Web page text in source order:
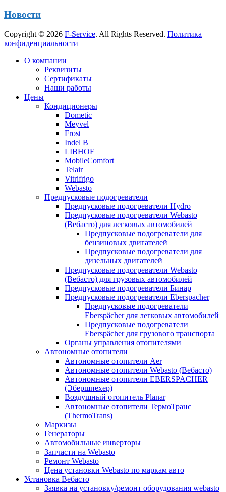
Новости
Copyright © 2026 F-Service. All Rights Reserved. Политика
конфиденциальности
вверх
О компании
Реквизиты
Сертификаты
Наши работы
Цены
Кондиционеры
Dometic
Meyvel
Frost
Indel B
LIBHOF
MobileComfort
Telair
Vitrifrigo
Webasto
Предпусковые подогреватели
Предпусковые подогреватели Hydro
Предпусковые подогреватели Webasto
(Вебасто) для легковых автомобилей
Предпусковые подогреватели для
бензиновых двигателей
Предпусковые подогреватели для
дизельных двигателей
Предпусковые подогреватели Webasto
(Вебасто) для грузовых автомобилей
Предпусковые подогреватели Бинар
Предпусковые подогреватели Eberspacher
Предпусковые подогреватели
Eberspächer для легковых автомобилей
Предпусковые подогреватели
Eberspächer для грузового транспорта
Органы управления отопителями
Автономные отопители
Автономные отопители Аer
Автономные отопители Webasto (Вебасто)
Автономные отопители EBERSPACHER
(Эбершпехер)
Воздушный отопитель Planar
Автономные отопители ТермоТранс
(ThermoTrans)
Маркизы
Генераторы
Автомобильные инверторы
Запчасти на Webasto
Ремонт Webasto
Цена установки Webasto по маркам авто
Установка Вебасто
Заявка на установку/ремонт оборудования webasto